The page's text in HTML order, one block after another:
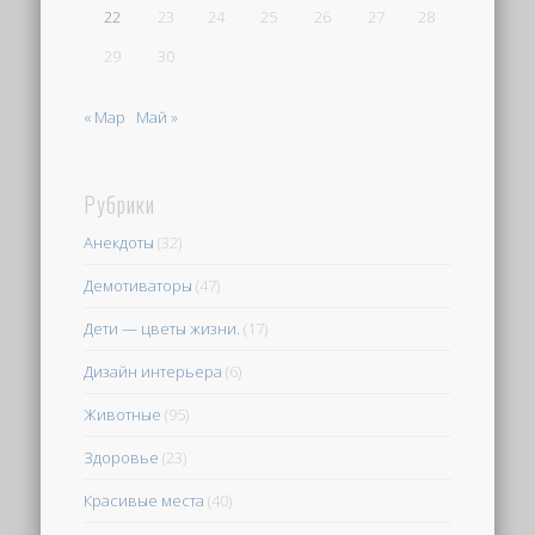
22 23 24 25 26 27
28
29
30
« Мар Май »
Рубрики
Анекдоты (32)
Демотиваторы (47)
Дети — цветы жизни. (17)
Дизайн интерьера (6)
Животные (95)
Здоровье (23)
Красивые места (40)